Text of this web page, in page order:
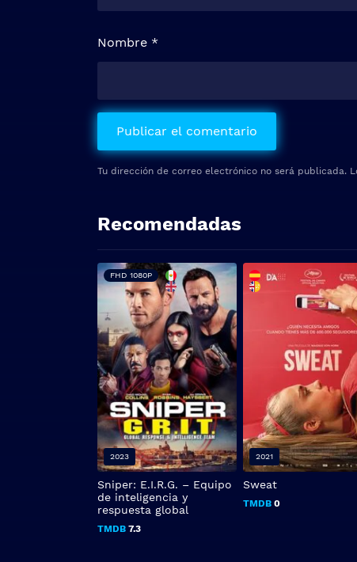
Tu dirección de correo electrónico no será publicada.
Nombre *
Recomendadas
Sniper: E.I.R.G. – Equipo
de inteligencia y
respuesta global
TMDB 7.3
FHD 1080P
2023
Sweat
TMDB 0
2021